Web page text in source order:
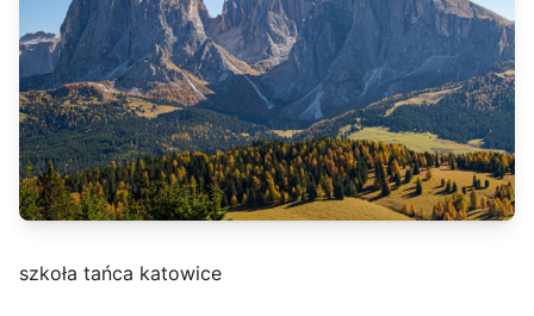
szkoła tańca katowice